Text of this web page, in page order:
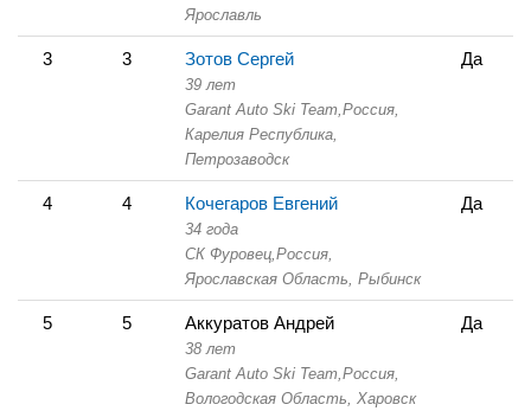
Ярославль
3 3 Зотов Сергей
39 лет
Garant Auto Ski Team, Россия,
Карелия Республика,
Петрозаводск
Да
4 4 Кочегаров Евгений
34 года
СК Фуровец, Россия,
Ярославская Область, Рыбинск
Да
5 5 Аккуратов Андрей
38 лет
Garant Auto Ski Team, Россия,
Вологодская Область,
Харовск
Да